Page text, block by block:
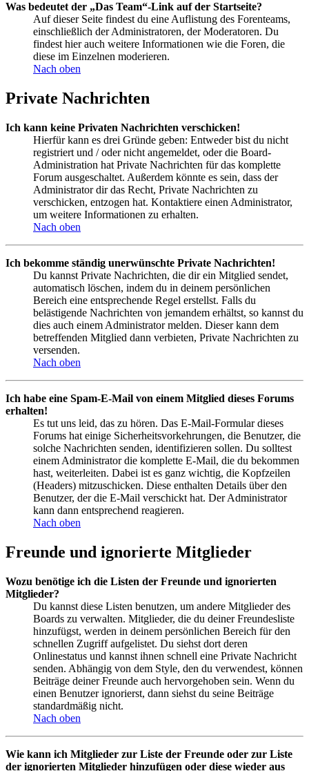
Was bedeutet der „Das Team“-Link auf der Startseite?
Auf dieser Seite findest du eine Auflistung des Forenteams,
einschließlich der Administratoren, der Moderatoren. Du
findest hier auch weitere Informationen wie die Foren, die
diese im Einzelnen moderieren.
Nach oben
Private Nachrichten
Ich kann keine Privaten Nachrichten verschicken!
Hierfür kann es drei Gründe geben: Entweder bist du nicht
registriert und / oder nicht angemeldet, oder die Board-
Administration hat Private Nachrichten für das komplette
Forum ausgeschaltet. Außerdem könnte es sein, dass der
Administrator dir das Recht, Private Nachrichten zu
verschicken, entzogen hat. Kontaktiere einen Administrator,
um weitere Informationen zu erhalten.
Nach oben
Ich bekomme ständig unerwünschte Private Nachrichten!
Du kannst Private Nachrichten, die dir ein Mitglied sendet,
automatisch löschen, indem du in deinem persönlichen
Bereich eine entsprechende Regel erstellst. Falls du
belästigende Nachrichten von jemandem erhältst, so kannst du
dies auch einem Administrator melden. Dieser kann dem
betreffenden Mitglied dann verbieten, Private Nachrichten zu
versenden.
Nach oben
Ich habe eine Spam-E-Mail von einem Mitglied dieses Forums
erhalten!
Es tut uns leid, das zu hören. Das E-Mail-Formular dieses
Forums hat einige Sicherheitsvorkehrungen, die Benutzer, die
solche Nachrichten senden, identifizieren sollen. Du solltest
einem Administrator die komplette E-Mail, die du bekommen
hast, weiterleiten. Dabei ist es ganz wichtig, die Kopfzeilen
(Headers) mitzuschicken. Diese enthalten Details über den
Benutzer, der die E-Mail verschickt hat. Der Administrator
kann dann entsprechend reagieren.
Nach oben
Freunde und ignorierte Mitglieder
Wozu benötige ich die Listen der Freunde und ignorierten
Mitglieder?
Du kannst diese Listen benutzen, um andere Mitglieder des
Boards zu verwalten. Mitglieder, die du deiner Freundesliste
hinzufügst, werden in deinem persönlichen Bereich für den
schnellen Zugriff aufgelistet. Du siehst dort deren
Onlinestatus und kannst ihnen schnell eine Private Nachricht
senden. Abhängig von dem Style, den du verwendest, können
Beiträge deiner Freunde auch hervorgehoben sein. Wenn du
einen Benutzer ignorierst, dann siehst du seine Beiträge
standardmäßig nicht.
Nach oben
Wie kann ich Mitglieder zur Liste der Freunde oder zur Liste
der ignorierten Mitglieder hinzufügen oder diese wieder aus